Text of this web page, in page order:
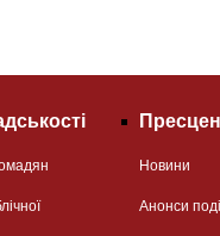
Новини
Анонси